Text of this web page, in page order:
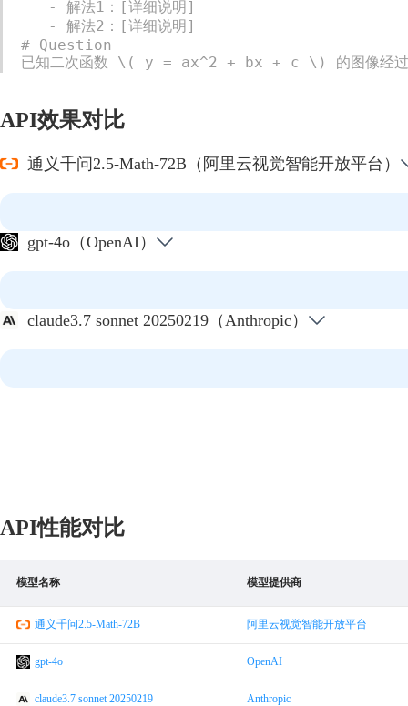
# Question
已知二次函数 \( y = ax^2 + bx + c \) 的图像
API效果对比
通义千问2.5-Math-72B（阿里云视觉智能开放平台）
gpt-4o（OpenAI）
claude3.7 sonnet 20250219（Anthropic）
API性能对比
模型名称 模型提供商
通义千问2.5-Math-72B 阿里云视觉智能开放平台
gpt-4o OpenAI
claude3.7 sonnet 20250219 Anthropic